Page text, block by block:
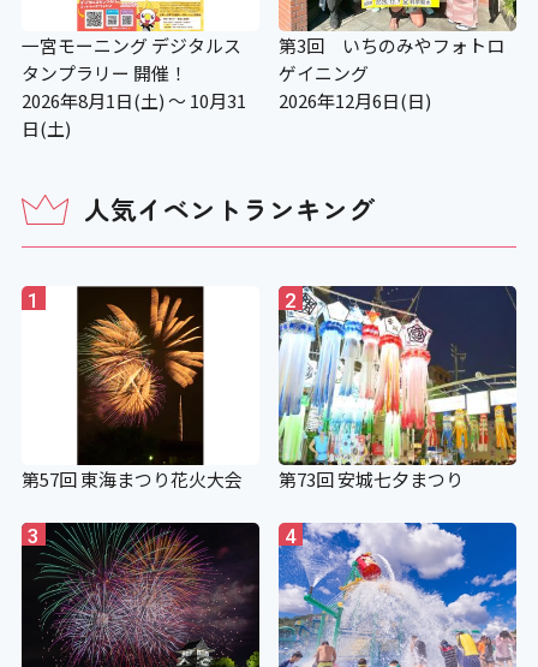
一宮モーニング デジタルス
タンプラリー 開催！
2026年8月1日(土) ～ 10月31
日(土)
第3回 いちのみやフォトロ
ゲイニング
2026年12月6日(日)
人気イベントランキング
1
第57回 東海まつり花火大会
2
第73回 安城七夕まつり
3 4